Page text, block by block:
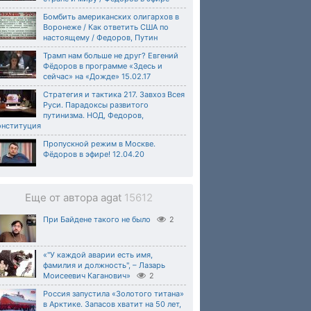
Бомбить американских олигархов в
Воронеже / Как ответить США по
настоящему / Федоров, Путин
Трамп нам больше не друг? Евгений
Фёдоров в программе «Здесь и
сейчас» на «Дожде» 15.02.17
Стратегия и тактика 217. Завхоз Всея
Руси. Парадоксы развитого
путинизма. НОД, Федоров,
Пропускной режим в Москве.
Фёдоров в эфире! 12.04.20
Еще от автора agat 15612
При Байдене такого не было 2
«"У каждой аварии есть имя,
фамилия и должность", – Лазарь
Моисеевич Каганович»
2
Россия запустила «Золотого титана»
в Арктике. Запасов хватит на 50 лет,